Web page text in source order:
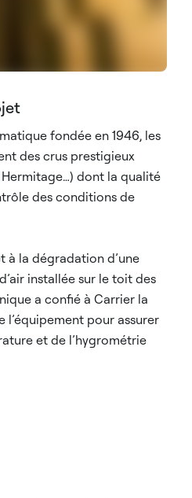
fondée en 1946, les
des crus prestigieux
dont la qualité
des conditions de
à la dégradation d’une
installée sur le toit des
a confié à Carrier la
pour assurer
et de l’hygrométrie